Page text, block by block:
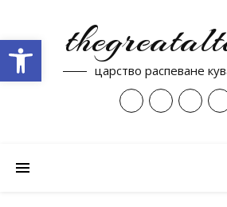
царство распеване
Open toolbar